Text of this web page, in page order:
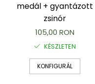
Nyaklánc / Medál
Gyöngy / Talizmán
Haj kiegészítők
medál + gyantázott
zsinór
105,00 RON
KÉSZLETEN
KONFIGURÁL